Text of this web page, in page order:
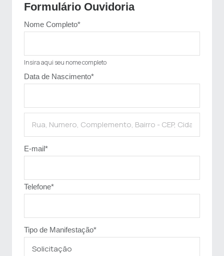
Formulário Ouvidoria
Nome Completo*
Insira aqui seu nome completo
Data de Nascimento*
E-mail*
Telefone*
Tipo de Manifestação*